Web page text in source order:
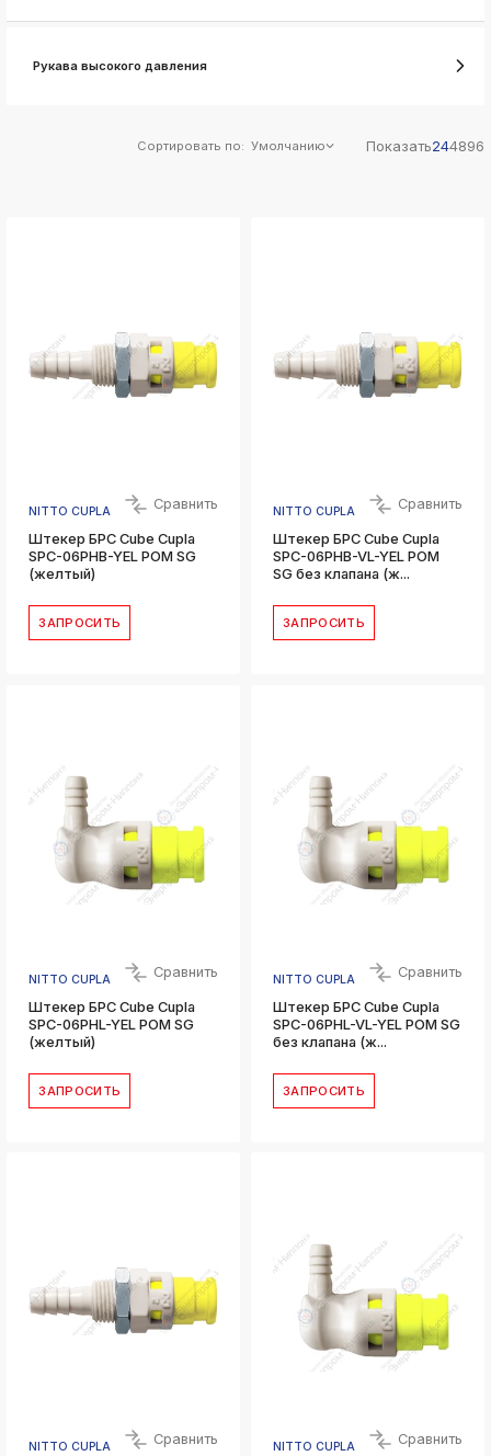
Рукава высокого давления
Сортировать по: Умолчанию Показать244896
NITTO CUPLA Сравнить
Штекер БРС Cube Cupla
SPC-06PHB-YEL POM SG
(желтый)
ЗАПРОСИТЬ
NITTO CUPLA Сравнить
Штекер БРС Cube Cupla
SPC-06PHB-VL-YEL POM
SG без клапана (ж...
ЗАПРОСИТЬ
NITTO CUPLA Сравнить
Штекер БРС Cube Cupla
SPC-06PHL-YEL POM SG
(желтый)
ЗАПРОСИТЬ
NITTO CUPLA Сравнить
Штекер БРС Cube Cupla
SPC-06PHL-VL-YEL POM SG
без клапана (ж...
ЗАПРОСИТЬ
NITTO CUPLA Сравнить NITTO CUPLA Сравнить